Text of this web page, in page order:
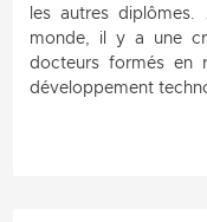
les autres
monde, il y a une
docteurs formés en
développement